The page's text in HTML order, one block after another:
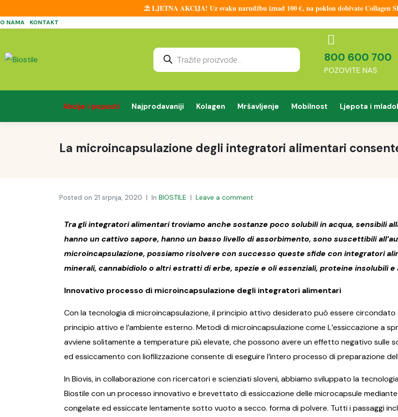
⛱️ LJETNA AKCIJA! Uz svaku narudžbu iznad 100 €, na poklon dobivate Collagen
O NAMA KONTAKT
800 600 700
POZOVITE NAS
Akcije i popusti Najprodavaniji Kolagen Mršavljenje Mobilnost Ljepota i
La microincapsulazione degli integratori alimentari
Posted on 21 srpnja, 2020 In BIOSTILE Leave a comment
Tra gli integratori alimentari troviamo anche sostanze poco solubili in acqua, sensibili
hanno un cattivo sapore, hanno un basso livello di assorbimento, sono suscettibili
microincapsulazione, possiamo risolvere con successo queste sfide con integratori
minerali, cannabidiolo o altri estratti di erbe, spezie e oli essenziali, proteine ​​insolubili
Innovativo processo di microincapsulazione degli integratori alimentari
Con la tecnologia di microincapsulazione, il principio attivo desiderato può essere
principio attivo e l’ambiente esterno. Metodi di microincapsulazione come L’essiccazione a
avviene solitamente a temperature più elevate, che possono avere un effetto negativo sulle
ed essiccamento con liofilizzazione consente di eseguire l’intero processo di preparazione
In Biovis, in collaborazione con ricercatori e scienziati sloveni, abbiamo sviluppato la
Biostile con un processo innovativo e brevettato di essiccazione delle microcapsule
congelate ed essiccate lentamente sotto vuoto a secco. forma di polvere. Tutti i passaggi